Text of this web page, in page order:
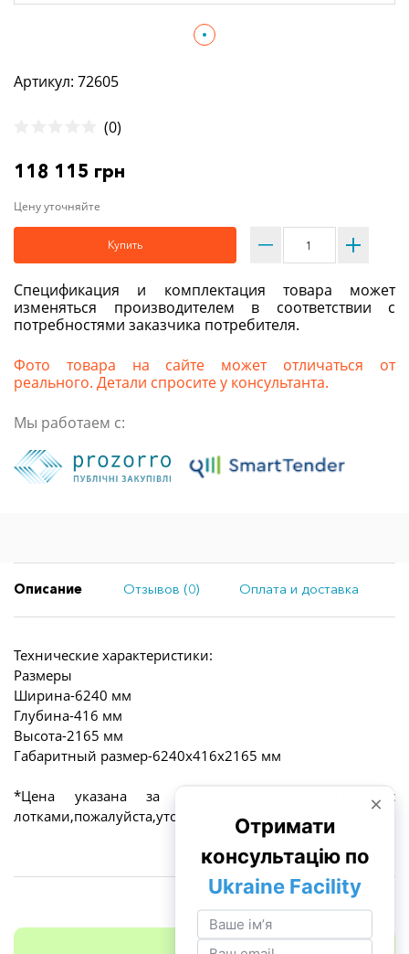
Артикул: 72605
(0)
118 115 грн
Цену уточняйте
Купить
Спецификация и комплектация товара может
изменяться производителем в соответствии с
потребностями заказчика потребителя.
Фото товара на сайте может отличаться от
реального. Детали спросите у консультанта.
Мы работаем с:
Описание Отзывов (0) Оплата и доставка
Технические характеристики:
Размеры
Ширина-6240 мм
Глубина-416 мм
Высота-2165 мм
Габаритный размер-6240х416х2165 мм
*Цена указана за стенку без лотков.Цена с
лотками,пожалуйста,уточняйте*